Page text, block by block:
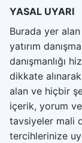
YASAL UYARI
Burada yer
yatırım
danışmanlığı
dikkate
alan ve hiçbir
içerik, yorum
tavsiyeler mali
tercihlerinize